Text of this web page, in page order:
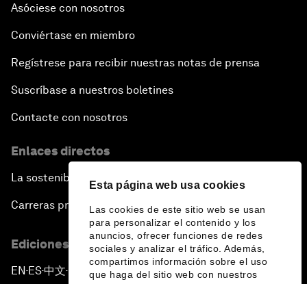
Esta página web usa cookies
Las cookies de este sitio web se usan
para personalizar el contenido y los
anuncios, ofrecer funciones de redes
sociales y analizar el tráfico. Además,
compartimos información sobre el uso
que haga del sitio web con nuestros
Asóciese con nosotros
Conviértase en miembro
Regístrese para recibir nuestras notas de prensa
Suscríbase a nuestros boletines
Contacte con nosotros
Enlaces directos
La sostenibilidad en el Foro
Carreras profesionales
Ediciones en otros idiomas
EN ▪ ES▪中文▪ 日本語